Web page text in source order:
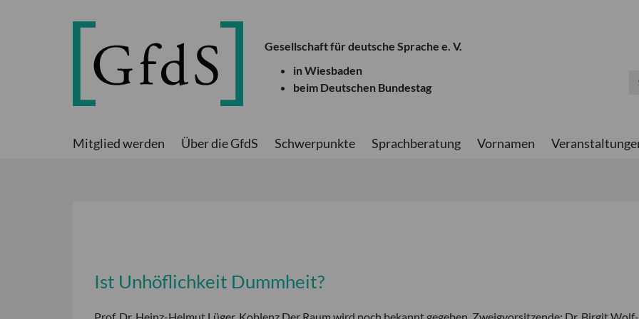
Gesellschaft für deutsche Sprache e. V.
in Wiesbaden
beim Deutschen Bundestag
Mitglied werden Über die GfdS Schwerpunkte Sprachberatung Vornamen
Ist Unhöflichkeit Dummheit?